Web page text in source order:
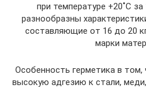
при температуре +20˚С
разнообразны
составляющие от 16 до 20
марки
Особенность герметика в том,
высокую адгезию к стали,